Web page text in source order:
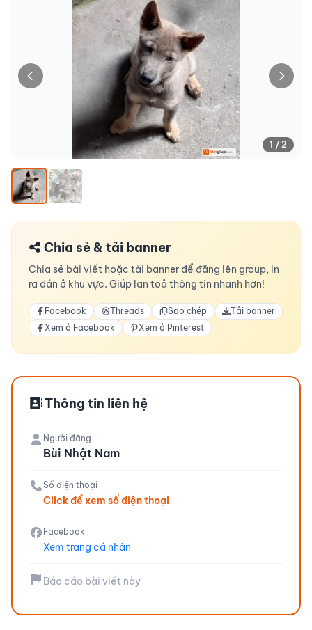
1 / 2
Chia sẻ & tải banner
Chia sẻ bài viết hoặc tải banner để đăng lên group, in
ra dán ở khu vực. Giúp lan toả thông tin nhanh hơn!
Facebook Threads Sao chép
Tải banner
Xem ở Facebook
Xem ở Pinterest
Thông tin liên hệ
Người đăng
Bùi Nhật Nam
Số điện thoại
Click để xem số điện thoại
Facebook
Xem trang cá nhân
Báo cáo bài viết này